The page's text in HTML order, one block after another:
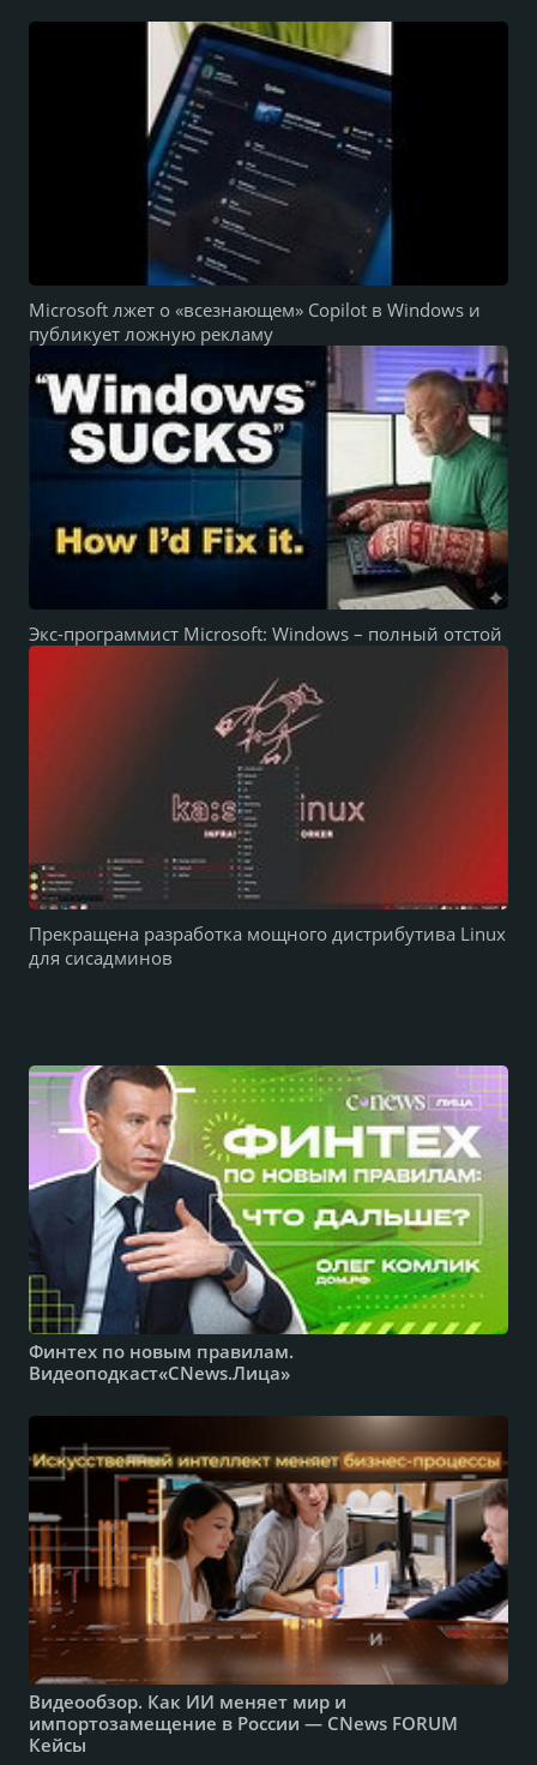
Microsoft лжет о «всезнающем» Copilot в Windows и
публикует ложную рекламу
Экс-программист Microsoft: Windows – полный отстой
Прекращена разработка мощного дистрибутива Linux
для сисадминов
Финтех по новым правилам.
Видеоподкаст«CNews.Лица»
Видеообзор. Как ИИ меняет мир и
импортозамещение в России — CNews FORUM
Кейсы